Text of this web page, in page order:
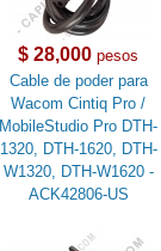
$ 28,000 pesos
Cable de poder para
Wacom Cintiq Pro /
MobileStudio Pro DTH-
1320, DTH-1620, DTH-
W1320, DTH-W1620 -
ACK42806-US